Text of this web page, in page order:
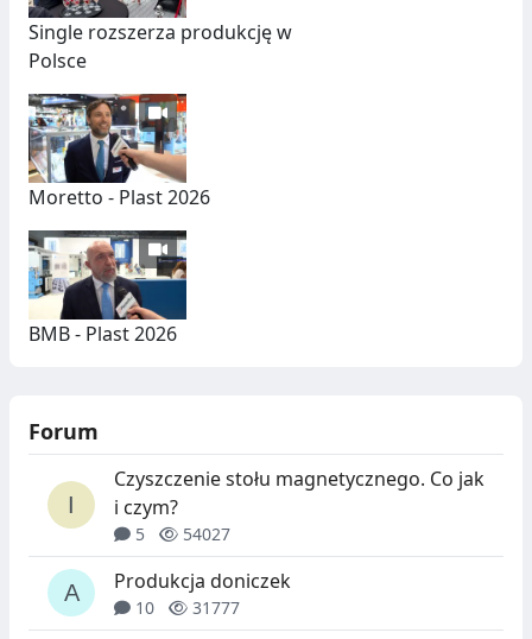
Single rozszerza produkcję w
Polsce
Moretto - Plast 2026
BMB - Plast 2026
Forum
Czyszczenie stołu magnetycznego. Co jak
i czym?
5 54027
Produkcja doniczek
10 31777